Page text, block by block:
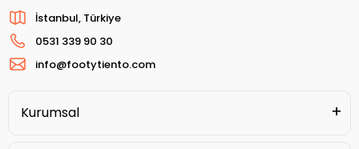
İstanbul, Türkiye
0531 339 90 30
info@footytiento.com
Kurumsal